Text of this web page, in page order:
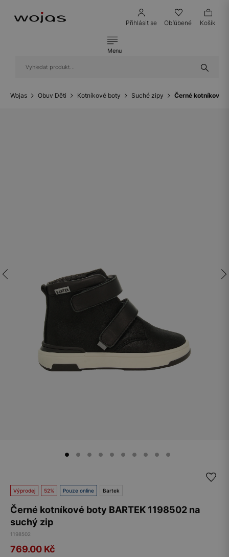
Přihlásit se Obľúbené Košík
Menu
Wojas Obuv Děti Kotníkové boty Suché zipy Černé kotníkové
Výprodej 52% Pouze online Bartek
Černé kotníkové boty BARTEK 1198502 na
suchý zip
1198502
769.00 Kč